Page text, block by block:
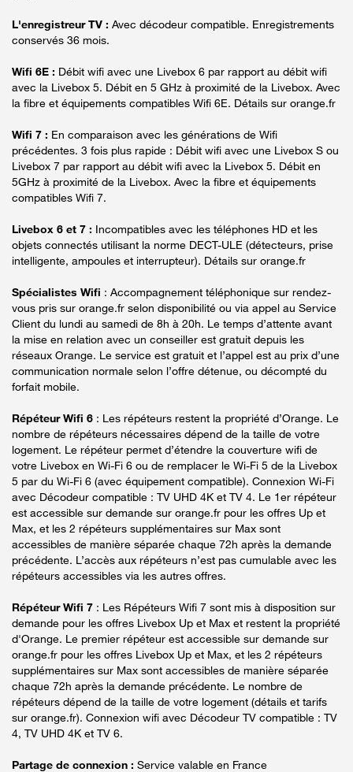
L'enregistreur TV : Avec décodeur compatible. Enregistrements
conservés 36 mois.
Wifi 6E : Débit wifi avec une Livebox 6 par rapport au débit wifi
avec la Livebox 5. Débit en 5 GHz à proximité de la Livebox. Avec
la fibre et équipements compatibles Wifi 6E. Détails sur orange.fr
Wifi 7 : En comparaison avec les générations de Wifi
précédentes. 3 fois plus rapide : Débit wifi avec une Livebox S ou
Livebox 7 par rapport au débit wifi avec la Livebox 5. Débit en
5GHz à proximité de la Livebox. Avec la fibre et équipements
compatibles Wifi 7.
Livebox 6 et 7 : Incompatibles avec les téléphones HD et les
objets connectés utilisant la norme DECT-ULE (détecteurs, prise
intelligente, ampoules et interrupteur). Détails sur orange.fr
Spécialistes Wifi : Accompagnement téléphonique sur rendez-
vous pris sur orange.fr selon disponibilité ou via appel au Service
Client du lundi au samedi de 8h à 20h. Le temps d’attente avant
la mise en relation avec un conseiller est gratuit depuis les
réseaux Orange. Le service est gratuit et l’appel est au prix d’une
communication normale selon l’offre détenue, ou décompté du
forfait mobile.
Répéteur Wifi 6 : Les répéteurs restent la propriété d’Orange. Le
nombre de répéteurs nécessaires dépend de la taille de votre
logement. Le répéteur permet d’étendre la couverture wifi de
votre Livebox en Wi-Fi 6 ou de remplacer le Wi-Fi 5 de la Livebox
5 par du Wi-Fi 6 (avec équipement compatible). Connexion Wi-Fi
avec Décodeur compatible : TV UHD 4K et TV 4. Le 1er répéteur
est accessible sur demande sur orange.fr pour les offres Up et
Max, et les 2 répéteurs supplémentaires sur Max sont
accessibles de manière séparée chaque 72h après la demande
précédente. L’accès aux répéteurs n’est pas cumulable avec les
répéteurs accessibles via les autres offres.
Répéteur Wifi 7 : Les Répéteurs Wifi 7 sont mis à disposition sur
demande pour les offres Livebox Up et Max et restent la propriété
d'Orange. Le premier répéteur est accessible sur demande sur
orange.fr pour les offres Livebox Up et Max, et les 2 répéteurs
supplémentaires sur Max sont accessibles de manière séparée
chaque 72h après la demande précédente. Le nombre de
répéteurs dépend de la taille de votre logement (détails et tarifs
sur orange.fr). Connexion wifi avec Décodeur TV compatible : TV
4, TV UHD 4K et TV 6.
Partage de connexion : Service valable en France